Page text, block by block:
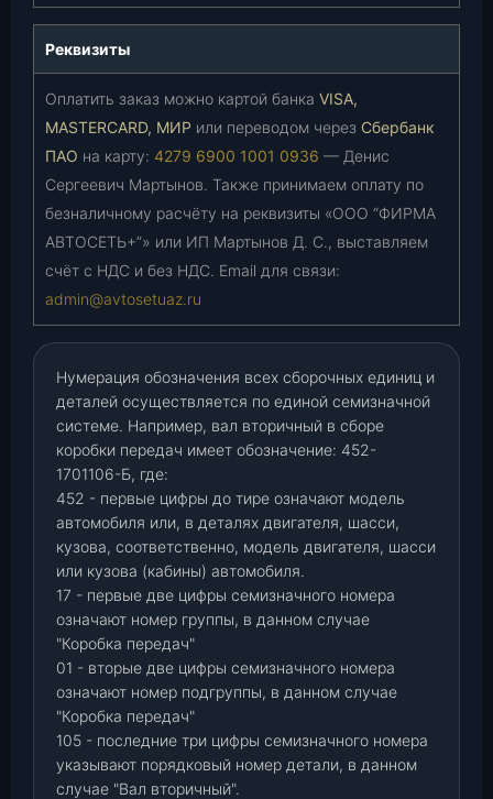
Реквизиты
Оплатить заказ можно картой банка VISA,
MASTERCARD, МИР или переводом через Сбербанк
ПАО на карту: 4279 6900 1001 0936 — Денис
Сергеевич Мартынов. Также принимаем оплату по
безналичному расчёту на реквизиты «ООО “ФИРМА
АВТОСЕТЬ+”» или ИП Мартынов Д. С., выставляем
счёт с НДС и без НДС. Email для связи:
admin@avtosetuaz.ru
Нумерация обозначения всех сборочных единиц и
деталей осуществляется по единой семизначной
системе. Например, вал вторичный в сборе
коробки передач имеет обозначение: 452-
1701106-Б, где:
452 - первые цифры до тире означают модель
автомобиля или, в деталях двигателя, шасси,
кузова, соответственно, модель двигателя, шасси
или кузова (кабины) автомобиля.
17 - первые две цифры семизначного номера
означают номер группы, в данном случае
"Коробка передач"
01 - вторые две цифры семизначного номера
означают номер подгруппы, в данном случае
"Коробка передач"
105 - последние три цифры семизначного номера
указывают порядковый номер детали, в данном
случае "Вал вторичный".